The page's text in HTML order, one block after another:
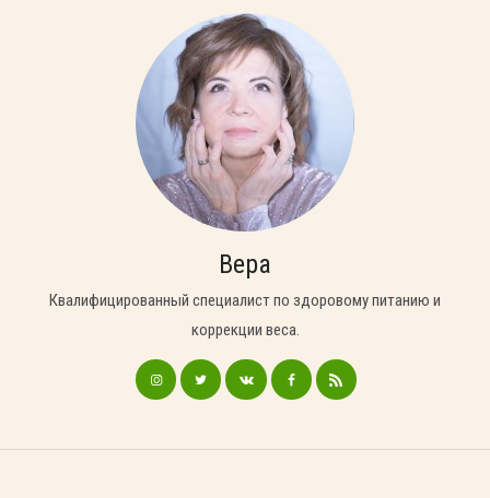
Вера
Квалифицированный специалист по здоровому питанию и
коррекции веса.